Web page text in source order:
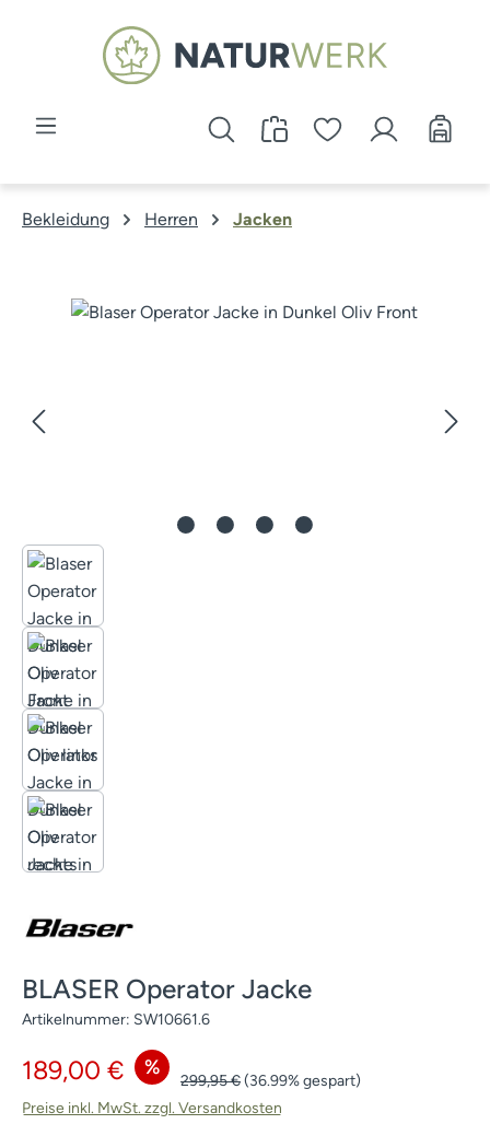
Zum Hauptinhalt springen
Bekleidung Herren Jacken
Bildergalerie überspringen
BLASER Operator Jacke
Artikelnummer: SW10661.6
Verkaufspreis:
189,00 € %
Regulärer Preis:
299,95 €(36.99% gespart)
Preise inkl. MwSt. zzgl. Versandkosten